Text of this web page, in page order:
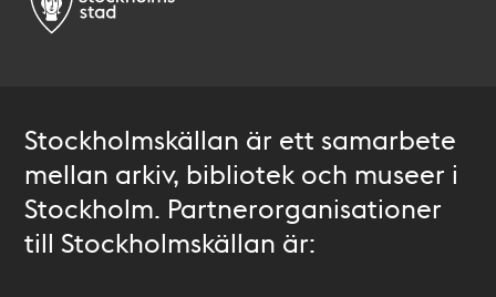
Stockholmskällan är ett samarbete
mellan arkiv, bibliotek och museer i
Stockholm. Partnerorganisationer
till Stockholmskällan är: